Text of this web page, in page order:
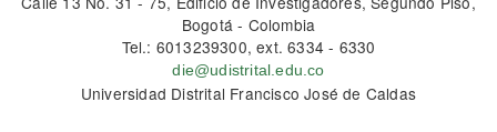
Bogotá - Colombia
Tel.: 6013239300, ext. 6334 - 6330
die@udistrital.edu.co
Universidad Distrital Francisco José de Caldas